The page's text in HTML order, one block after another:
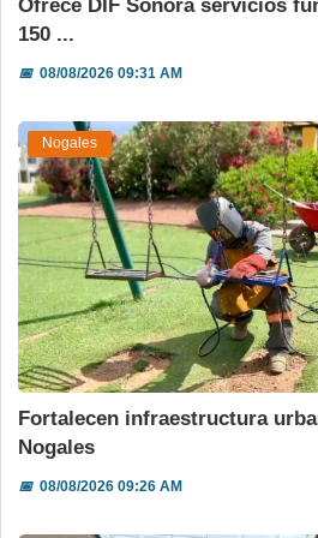
Ofrece DIF Sonora servicios
150 ...
📅08/08/2026 09:31 AM
Nogales
Fortalecen infraestructura
Nogales
📅08/08/2026 09:26 AM